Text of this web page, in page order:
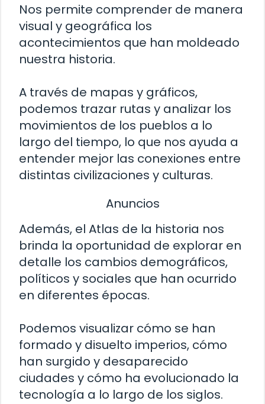
Nos permite comprender de manera
visual y geográfica los
acontecimientos que han moldeado
nuestra historia.
A través de mapas y gráficos,
podemos trazar rutas y analizar los
movimientos de los pueblos a lo
largo del tiempo, lo que nos ayuda a
entender mejor las conexiones entre
distintas civilizaciones y culturas.
Anuncios
Además, el Atlas de la historia nos
brinda la oportunidad de explorar en
detalle los cambios demográficos,
políticos y sociales que han ocurrido
en diferentes épocas.
Podemos visualizar cómo se han
formado y disuelto imperios, cómo
han surgido y desaparecido
ciudades y cómo ha evolucionado la
tecnología a lo largo de los siglos.